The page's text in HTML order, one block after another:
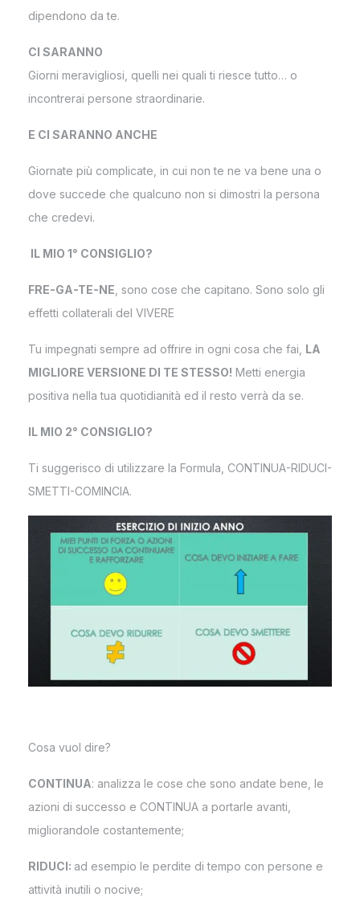
dipendono da te.
CI SARANNO
Giorni meravigliosi, quelli nei quali ti riesce tutto… o
incontrerai persone straordinarie.
E CI SARANNO ANCHE
Giornate più complicate, in cui non te ne va bene una o
dove succede che qualcuno non si dimostri la persona
che credevi.
IL MIO 1° CONSIGLIO?
FRE-GA-TE-NE , sono cose che capitano. Sono solo gli
effetti collaterali del VIVERE
Tu impegnati sempre ad offrire in ogni cosa che fai, LA
MIGLIORE VERSIONE DI TE STESSO! Metti energia
positiva nella tua quotidianità ed il resto verrà da se.
IL MIO 2° CONSIGLIO?
Ti suggerisco di utilizzare la Formula, CONTINUA-RIDUCI-
SMETTI-COMINCIA.
Cosa vuol dire?
CONTINUA: analizza le cose che sono andate bene, le
azioni di successo e CONTINUA a portarle avanti,
migliorandole costantemente;
RIDUCI: ad esempio le perdite di tempo con persone e
attività inutili o nocive;